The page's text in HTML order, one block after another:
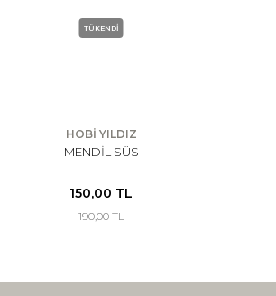
TÜKENDİ
HOBİ YILDIZ
MENDİL SÜS
150,00 TL
190,00 TL